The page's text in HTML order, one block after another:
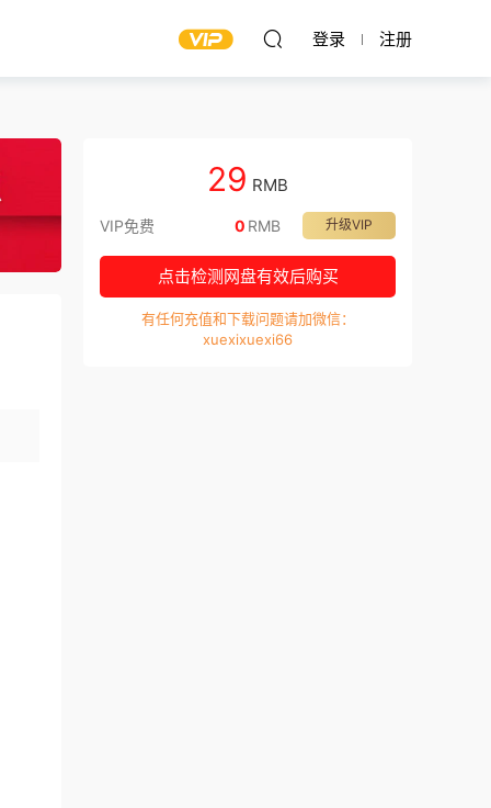
登录 注册
29 RMB
VIP免费 升级VIP
0 RMB
点击检测网盘有效后购买
有任何充值和下载问题请加微信：
xuexixuexi66